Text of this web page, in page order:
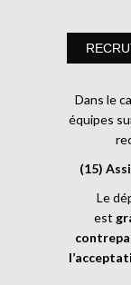
Dans le
équipes
(15)
Le
est